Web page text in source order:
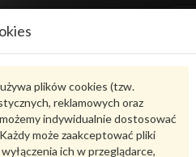
plików cookies (tzw.
reklamowych oraz
indywidualnie dostosować
może zaakceptować pliki
ich w przeglądarce,
SKODA